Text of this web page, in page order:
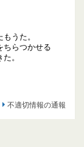
うた。
ちらつかせる
。
不適切情報の通報